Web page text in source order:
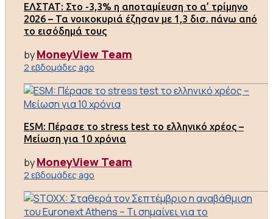
ΕΛΣΤΑΤ: Στο -3,3% η αποταμίευση το α’ τρίμηνο
2026 – Τα νοικοκυριά έζησαν με 1,3 δισ. πάνω από
το εισόδημά τους
byMoneyView Team
2 εβδομάδες ago
ESM: Πέρασε το stress test το ελληνικό χρέος –
Μείωση για 10 χρόνια
byMoneyView Team
2 εβδομάδες ago